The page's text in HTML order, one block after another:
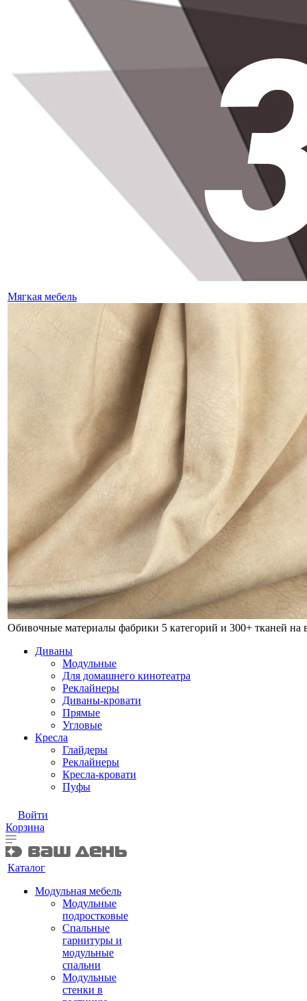
Мягкая мебель
Обивочные материалы фабрики 5 категорий и 300+ тканей на
Диваны
Модульные
Для домашнего кинотеатра
Реклайнеры
Диваны-кровати
Прямые
Угловые
Кресла
Глайдеры
Реклайнеры
Кресла-кровати
Пуфы
Войти
Корзина
Каталог
Модульная мебель
Модульные
подростковые
Спальные
гарнитуры и
модульные
спальни
Модульные
стенки в